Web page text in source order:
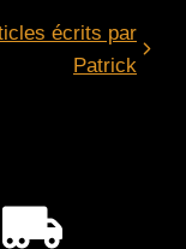
écrits par
Patrick